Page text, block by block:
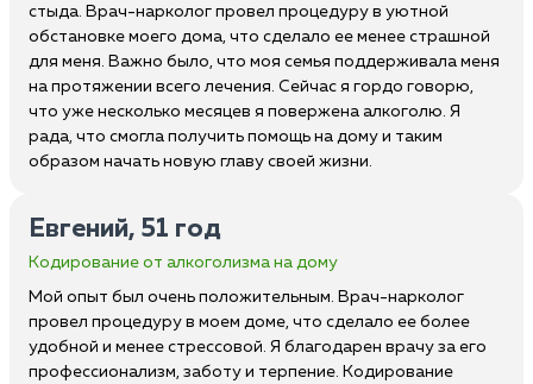
стыда. Врач-нарколог провел процедуру в уютной
обстановке моего дома, что сделало ее менее страшной
для меня. Важно было, что моя семья поддерживала меня
на протяжении всего лечения. Сейчас я гордо говорю,
что уже несколько месяцев я повержена алкоголю. Я
рада, что смогла получить помощь на дому и таким
образом начать новую главу своей жизни.
Евгений, 51 год
Кодирование от алкоголизма на дому
Мой опыт был очень положительным. Врач-нарколог
провел процедуру в моем доме, что сделало ее более
удобной и менее стрессовой. Я благодарен врачу за его
профессионализм, заботу и терпение. Кодирование